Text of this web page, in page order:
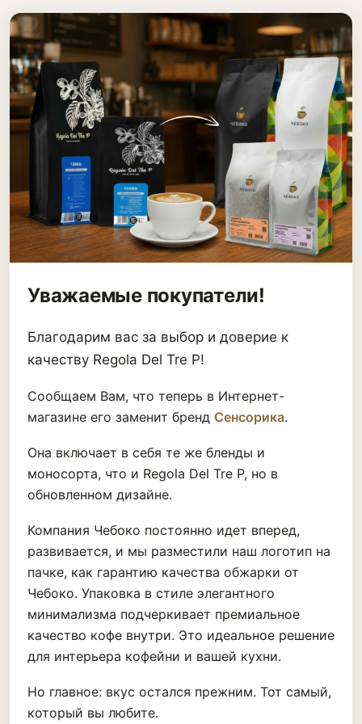
Уважаемые покупатели!
Благодарим вас за выбор и доверие к
качеству Regola Del Tre P!
Сообщаем Вам, что теперь в Интернет-
магазине его заменит бренд Сенсорика.
Она включает в себя те же бленды и
моносорта, что и Regola Del Tre P, но в
обновленном дизайне.
Компания Чебоко постоянно идет вперед,
развивается, и мы разместили наш логотип на
пачке, как гарантию качества обжарки от
Чебоко. Упаковка в стиле элегантного
минимализма подчеркивает премиальное
качество кофе внутри. Это идеальное решение
для интерьера кофейни и вашей кухни.
Но главное: вкус остался прежним. Тот самый,
который вы любите.